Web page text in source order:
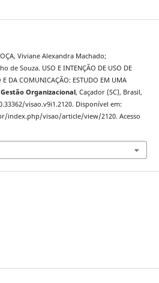
Viviane Alexandra Machado;
de Souza. USO E INTENÇÃO DE USO DE
DA COMUNICAÇÃO: ESTUDO EM UMA
Organizacional, Caçador (SC), Brasil,
visao.v9i1.2120. Disponível em:
index.php/visao/article/view/2120. Acesso